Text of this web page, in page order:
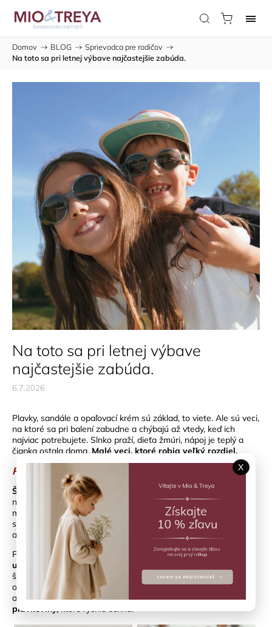
Domov / BLOG / Sprievodca pre rodičov /
Na toto sa pri letnej výbave najčastejšie zabúda.
Na toto sa pri letnej výbave
najčastejšie zabúda.
6.7.2026
Plavky, sandále a opaľovací krém sú základ, to viete. Ale sú veci,
na ktoré sa pri balení zabudne a chýbajú až vtedy, keď ich
najviac potrebujete. Slnko praží, dieťa žmúri, nápoj je teplý a
čiapka ostala doma. Malé veci, ktoré robia veľký rozdiel.
Pokrývka hlavy: nie je to len o štýle
Šiltovky klobúkypatria k letnej výbave, ktorú deti nosia
nerady, kým nezistia, ako im je bez nej. Hlava a tvár patria
medzi najexponovanejšie časti tela pri pobyte vonku. Priame
slnko na temene hlavy prispieva k prehriatiu oveľa rýchlejšie,
ako by ste čakali.
Pri výbere pokrývky hlavy myslite na to, aby zakrývala aj
uši
. Klobúky s väčšou krempou poskytujú lepšiu ochranu ako
šiltovky, ale aj dobrá šiltovka s predĺženým zadným dielom
odvedie svoju prácu. Na prechádzku voľte vzdušné materiály
ako bavlna, bambus ľan. K vode sú ideálne klobúkyz
plavkoviny,ktoré rýchlo schnú.
X